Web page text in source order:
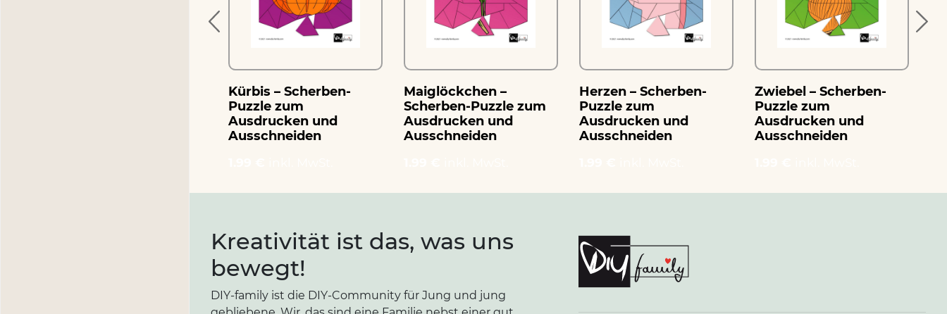
Kürbis – Scherben-
Puzzle zum
Ausdrucken und
Ausschneiden
Maiglöckchen –
Scherben-Puzzle zum
Ausdrucken und
Ausschneiden
Herzen – Scherben-
Puzzle zum
Ausdrucken und
Ausschneiden
Zwiebel – Scherben-
Puzzle zum
Ausdrucken und
Ausschneiden
Kreativität ist das, was uns
bewegt!
DIY-family ist die DIY-Community für Jung und jung